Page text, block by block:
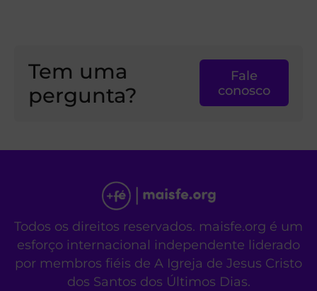
Tem uma
pergunta?
Fale
conosco
Todos os direitos reservados. maisfe.org é um
esforço internacional independente liderado
por membros fiéis de A Igreja de Jesus Cristo
dos Santos dos Últimos Dias.